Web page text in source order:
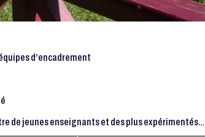
d’encadrement
de jeunes enseignants et des plus expérimentés…